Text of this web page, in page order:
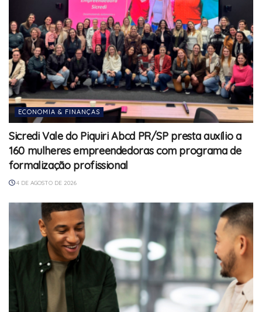
ECONOMIA & FINANÇAS
Sicredi Vale do Piquiri Abcd PR/SP presta auxílio a
160 mulheres empreendedoras com programa de
formalização profissional
4 DE AGOSTO DE 2026